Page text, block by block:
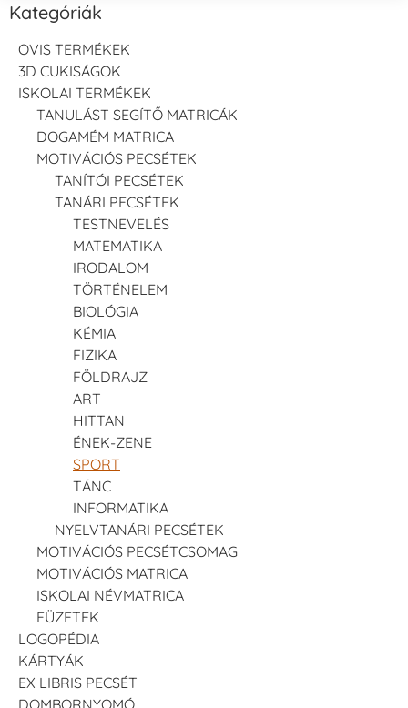
Kategóriák
OVIS TERMÉKEK
3D CUKISÁGOK
ISKOLAI TERMÉKEK
TANULÁST SEGÍTŐ MATRICÁK
DOGAMÉM MATRICA
MOTIVÁCIÓS PECSÉTEK
TANÍTÓI PECSÉTEK
TANÁRI PECSÉTEK
TESTNEVELÉS
MATEMATIKA
IRODALOM
TÖRTÉNELEM
BIOLÓGIA
KÉMIA
FIZIKA
FÖLDRAJZ
ART
HITTAN
ÉNEK-ZENE
SPORT
TÁNC
INFORMATIKA
NYELVTANÁRI PECSÉTEK
MOTIVÁCIÓS PECSÉTCSOMAG
MOTIVÁCIÓS MATRICA
ISKOLAI NÉVMATRICA
FÜZETEK
LOGOPÉDIA
KÁRTYÁK
EX LIBRIS PECSÉT